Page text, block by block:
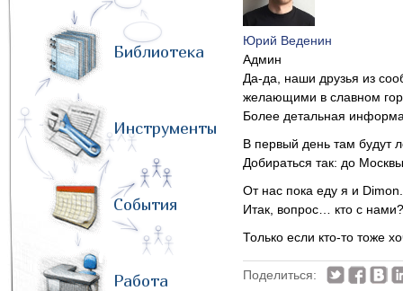
Библиотека
Инструменты
События
Работа
Юрий Веденин
Админ
Да-да, наши друзья из
желающими в славном
Более детальная
В первый день там будут
Добираться так: до
От нас пока еду я и
Итак, вопрос… кто с нами?
Только если кто-то тоже
Поделиться: